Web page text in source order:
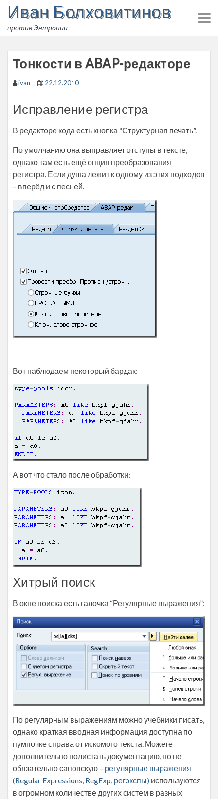
Skip
content
Иван Болховитинов
против Энтропии
Тонкости в ABAP-редакторе
ivan 22.12.2010
Исправление регистра
В редакторе кода есть кнопка “Структурная печать”.
По умолчанию она выправляет отступы в тексте,
однако там есть ещё опция преобразования
регистра. Если душа лежит к одному из этих подходов
– вперёд и с песней.
Вот наблюдаем некоторый бардак:
А вот что стало после обработки:
Хитрый поиск
В окне поиска есть галочка “Регулярные выражения”:
По регулярным выражениям можно учебники писать,
однако краткая вводная информация доступна по
пумпочке справа от искомого текста. Можете
дополнительно полистать документацию, но не
обязательно саповскую – регулярные выражения
(Regular Expressions, RegExp, регэкспы) используются
в огромном количестве других систем в разных